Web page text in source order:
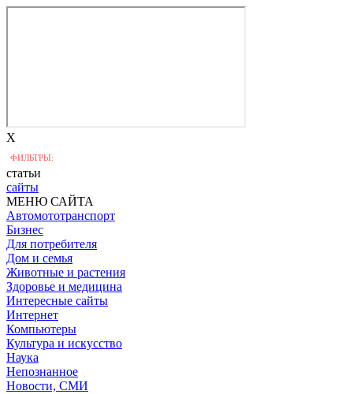
X
ФИЛЬТРЫ:
статьи
сайты
МЕНЮ САЙТА
Автомототранспорт
Бизнес
Для потребителя
Дом и семья
Животные и растения
Здоровье и медицина
Интересные сайты
Интернет
Компьютеры
Культура и искусство
Наука
Непознанное
Новости, СМИ